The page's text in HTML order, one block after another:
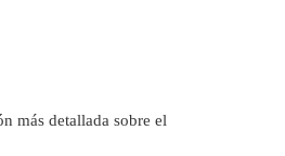
más detallada sobre el